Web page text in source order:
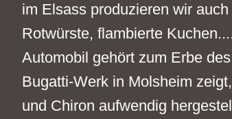
im Elsass produzieren wir
Rotwürste, flambierte
Automobil gehört zum Erbe
Bugatti-Werk in Molsheim
und Chiron aufwendig